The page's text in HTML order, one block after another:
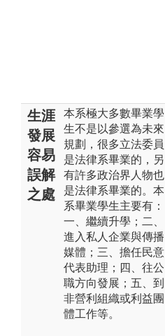
生涯
發展
容易
誤解
之處
本系極大多數畢業學
生不是以參選為未來
規劃，很多立法委員
是法律系畢業的，另
有許多政治界人物也
是法律系畢業的。本
系畢業學生主要有：
一、繼續升學；二、
進入私人企業與傳播
媒體；三、擔任民意
代表助理；四、往公
職方向發展；五、到
非營利組織或利益團
體工作等。